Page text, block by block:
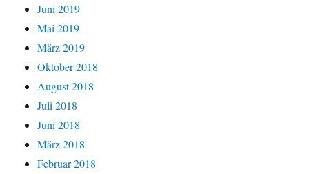
Juni 2019
Mai 2019
März 2019
Oktober 2018
August 2018
Juli 2018
Juni 2018
März 2018
Februar 2018